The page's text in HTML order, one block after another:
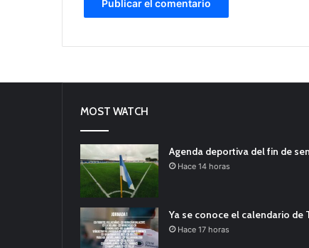
MOST WATCH
Agenda deportiva del fin de
Hace 14 horas
Ya se conoce el calendario de
Hace 17 horas